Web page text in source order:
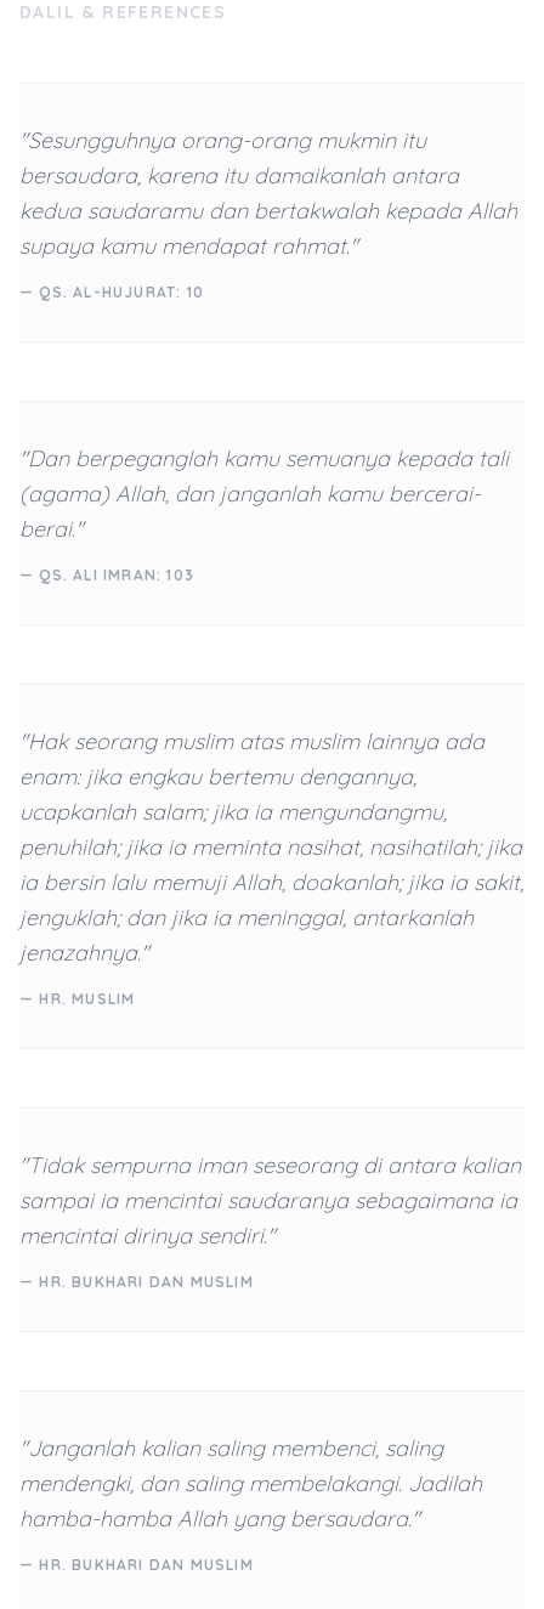
DALIL & REFERENCES
"Sesungguhnya orang-orang mukmin itu
bersaudara, karena itu damaikanlah antara
kedua saudaramu dan bertakwalah kepada Allah
supaya kamu mendapat rahmat."
— QS. AL-HUJURAT: 10
"Dan berpeganglah kamu semuanya kepada tali
(agama) Allah, dan janganlah kamu bercerai-
berai."
— QS. ALI IMRAN: 103
"Hak seorang muslim atas muslim lainnya ada
enam: jika engkau bertemu dengannya,
ucapkanlah salam; jika ia mengundangmu,
penuhilah; jika ia meminta nasihat, nasihatilah; jika
ia bersin lalu memuji Allah, doakanlah; jika ia sakit,
jenguklah; dan jika ia meninggal, antarkanlah
jenazahnya."
— HR. MUSLIM
"Tidak sempurna iman seseorang di antara kalian
sampai ia mencintai saudaranya sebagaimana ia
mencintai dirinya sendiri."
— HR. BUKHARI DAN MUSLIM
"Janganlah kalian saling membenci, saling
mendengki, dan saling membelakangi. Jadilah
hamba-hamba Allah yang bersaudara."
— HR. BUKHARI DAN MUSLIM